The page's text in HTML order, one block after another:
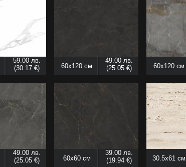
59.00 лв.
(30.17 €)
60x120 см
49.00 лв.
(25.05 €)
60x120 см
49.00 лв.
(25.05 €)
60x60 см
39.00 лв.
(19.94 €)
30.5x61 см